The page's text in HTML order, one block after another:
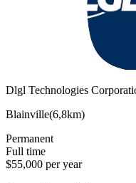
Dlgl Technologies
Blainville(6,8km)
Permanent
Full time
$55,000 per year